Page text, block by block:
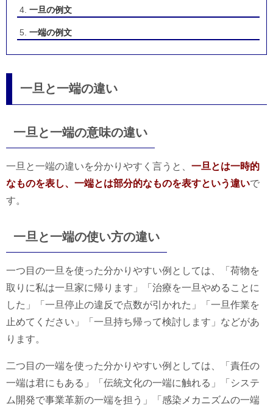
一旦の例文
一端の例文
一旦と一端の違い
一旦と一端の意味の違い
一旦と一端の違いを分かりやすく言うと、 一旦とは一時的
なものを表し、一端とは部分的なものを表すという違いで
す。
一旦と一端の使い方の違い
一つ目の一旦を使った分かりやすい例としては、「荷物を
取りに私は一旦家に帰ります」「治療を一旦やめることに
した」「一旦停止の違反で点数が引かれた」「一旦作業を
止めてください」「一旦持ち帰って検討します」などがあ
ります。
二つ目の一端を使った分かりやすい例としては、「責任の
一端は君にもある」「伝統文化の一端に触れる」「システ
ム開発で事業革新の一端を担う」「感染メカニズムの一端